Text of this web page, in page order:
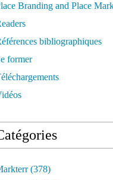
Branding and Place
bibliographiques
former
(378)